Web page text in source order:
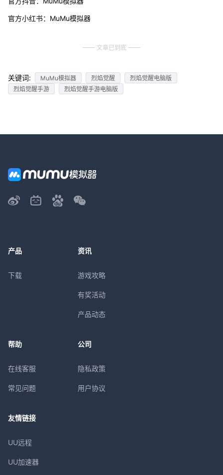
官方小红书：MuMu模拟器
文章已到底
关键词: MuMu模拟器 烈焰觉醒
烈焰觉醒电脑版
烈焰觉醒手游
烈焰觉醒手游电脑版
产品
下载
资讯
游戏攻略
有奖活动
产品动态
帮助
在线客服
常见问题
公司
隐私政策
用户协议
友情链接
UU远程
UU加速器